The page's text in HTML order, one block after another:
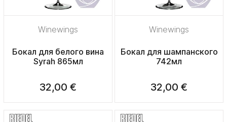
Winewings
Бокал для белого вина
Syrah 865мл
32,00 €
Winewings
Бокал для шампанского
742мл
32,00 €